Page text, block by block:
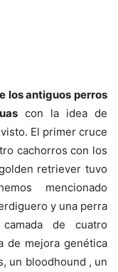
los antiguos perros
con la idea de
El primer cruce
cachorros con los
retriever tuvo
mencionado
y una perra
de cuatro
de mejora genética
un bloodhound , un